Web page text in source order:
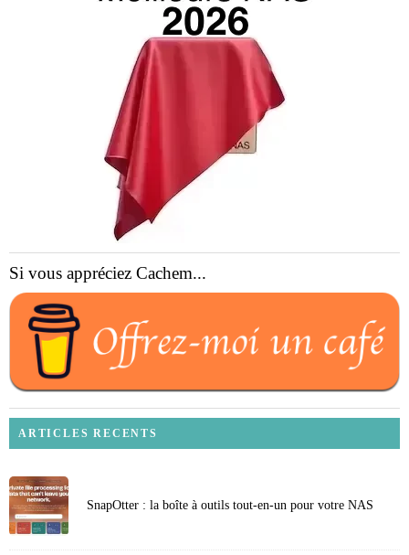
Si vous appréciez Cachem...
ARTICLES RECENTS
SnapOtter : la boîte à outils tout-en-un pour votre NAS